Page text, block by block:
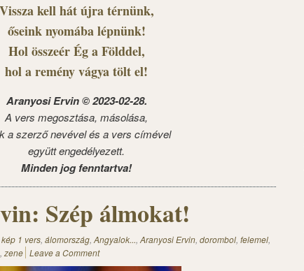
kell hát újra térnünk,
őseink nyomába lépnünk!
Hol összeér Ég a Földdel,
hol a remény vágya tölt el!
Aranyosi Ervin © 2023-02-28.
A vers megosztása, másolása,
a szerző nevével és a vers címével
együtt engedélyezett.
Minden jog fenntartva!
Szép álmokat!
1 vers, álomország, Angyalok..., Aranyosi Ervin, dorombol, felemel,
, zene Leave a Comment